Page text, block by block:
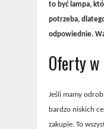
to być lampa,
potrzeba,
odpowiednie.
Oferty w
Jeśli mamy
bardzo niskich
zakupie. To